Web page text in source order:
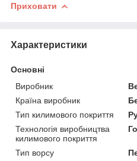
Приховати
Характеристики
Основні
Виробник
Країна виробник
Тип килимового покриття
Технологія виробництва
килимового покриття
Тип ворсу